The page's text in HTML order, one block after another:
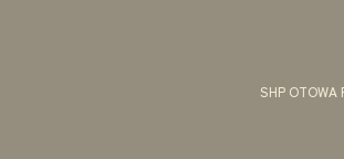
SHP OTOWA